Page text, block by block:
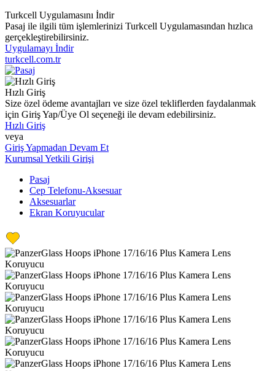
Turkcell Uygulamasını İndir
Pasaj ile ilgili tüm işlemlerinizi Turkcell Uygulamasından hızlıca
gerçekleştirebilirsiniz.
Uygulamayı İndir
turkcell.com.tr
Hızlı Giriş
Size özel ödeme avantajları ve size özel tekliflerden faydalanmak
için Giriş Yap/Üye Ol seçeneği ile devam edebilirsiniz.
Hızlı Giriş
veya
Giriş Yapmadan Devam Et
Kurumsal Yetkili Girişi
Pasaj
Cep Telefonu-Aksesuar
Aksesuarlar
Ekran Koruyucular